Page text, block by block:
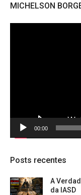
MICHELSON
00:00
Posts recentes
A
da IASD